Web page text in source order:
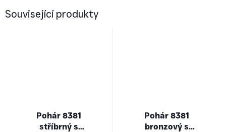
Související produkty
Pohár 8381
stříbrný s
Pohár 8381
bronzový s